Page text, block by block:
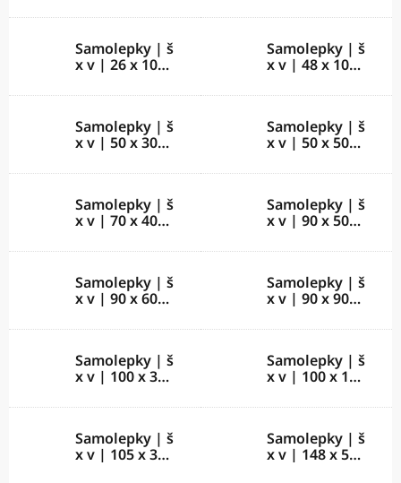
Samolepky | š
x v | 26 x 100
Samolepky | š
x v | 48 x 100
Samolepky | š
x v | 50 x 30
Samolepky | š
x v | 50 x 50
Samolepky | š
x v | 70 x 40
Samolepky | š
x v | 90 x 50
Samolepky | š
x v | 90 x 60
Samolepky | š
x v | 90 x 90
Samolepky | š
x v | 100 x 32
Samolepky | š
x v | 100 x 100
Samolepky | š
x v | 105 x 37
Samolepky | š
x v | 148 x 52